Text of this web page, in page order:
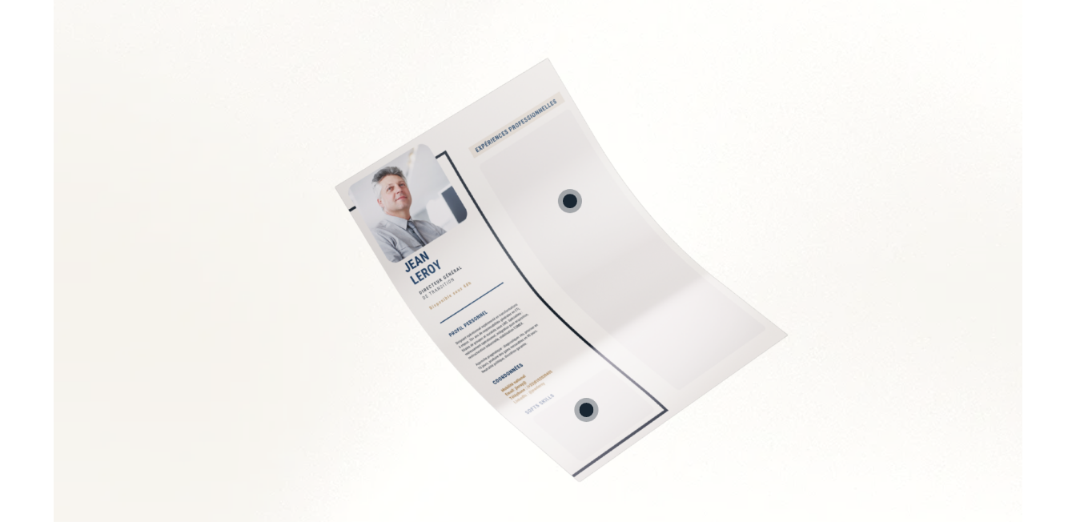
Soft Skills recherchées :
Vision stratégique et sens des enjeux métier
Capacité à vulgariser les sujets techniques
Rigueur et orienté résultats
Leadership et gestion de la complexité
Gouvernance IT et pilotage des SI
Cybersécurité et gestion des risques
Transformation digitale
Gestion de projets ERP/CRM
Management des équipes IT
Architecture des systèmes